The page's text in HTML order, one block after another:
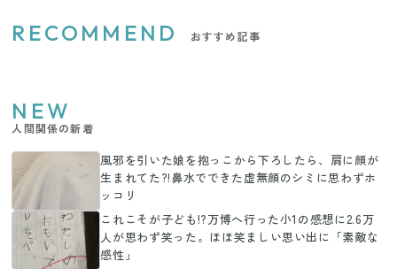
RECOMMEND おすすめ記事
NEW
人間関係の新着
風邪を引いた娘を抱っこから下ろしたら、肩に顔が
生まれてた?!鼻水でできた虚無顔のシミに思わずホ
ッコリ
これこそが子ども!?万博へ行った小1の感想に2.6万
人が思わず笑った。ほほ笑ましい思い出に「素敵な
感性」